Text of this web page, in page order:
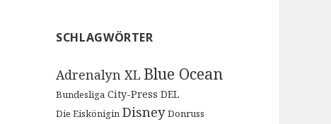
SCHLAGWÖRTER
Adrenalyn XL Blue Ocean
Bundesliga City-Press DEL
Die Eiskönigin Disney Donruss